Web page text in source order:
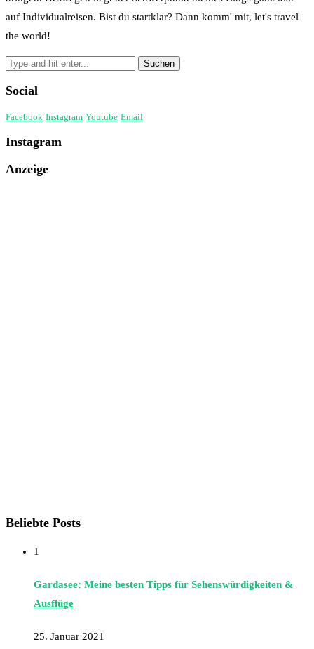
auf Individualreisen. Bist du startklar? Dann komm' mit, let's travel
the world!
Social
Facebook Instagram Youtube Email
Instagram
Anzeige
Beliebte Posts
1
Gardasee: Meine besten Tipps für Sehenswürdigkeiten &
Ausflüge
25. Januar 2021